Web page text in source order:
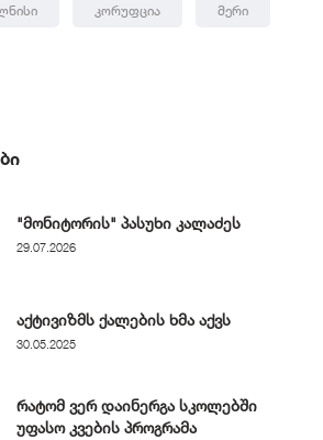
Კორუფცია Მერი
"მონიტორის" პასუხი კალაძეს
29.07.2026
აქტივიზმს ქალების ხმა აქვს
30.05.2025
რატომ ვერ დაინერგა სკოლებში
უფასო კვების პროგრამა